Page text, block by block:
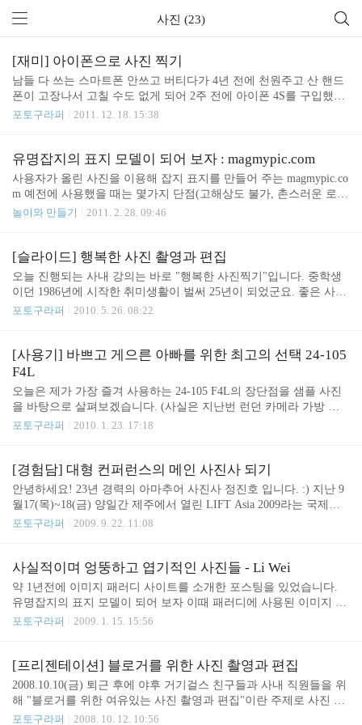
사진 (23)
[재미] 아이폰으로 사진 찍기
남들 다 쓰는 스마트폰 안쓰고 버티다가 4년 전에 천원주고 산 핸드
폰이 고장나서 고칠 수도 없게 되어 2주 전에 아이폰 4S를 구입했습
니다. 개인적으로 아이폰으로 바꾸고 가장 즐거운 것은 바로 사진 찍
https://path.com/ 그동안 찍은 사진 몇장 감상하세요. 우리팀 워크샵
속초가서 먹은 회 대명 리조트 설악 로비 마눌님이 아끼는 양키 캔들
1 마눌님이 아끼는 양키 캔들 2 사무실의 크리스마스 만국기 햇빛 들
어오는 우리집 거실 토이저러스 LEGO코너 컵 케잌 대포항은 공사
중 효도하는 울 아들 컴즈 나눔 바자회 준비 밥먹고 합시다! 리코더
포토구라퍼 2011. 12. 18. 15:38
유명잡지의 표지 모델이 되어 보자 : magmypic.com
사용자가 올린 사진을 이용해 잡지 표지를 만들어 주는 magmypic.co
m 예전에 사용했을 때는 몇가지 단점(고해상도 불가, 촌스러운 로고
표시)이 있었는데 오늘 다시 들어가보니 단점이 모두 해결되었군요.
로 다운로드 가능) 대충 후다닥 만든 잡지 몇개 구경하세요. 시간 날
때 직접 만들어 보세요~ ^^
놀이와 만들기 2011. 2. 28. 09:46
[슬라이드] 행복한 사진 촬영과 편집
오늘 진행되는 사내 강의는 바로 "행복한 사진찍기"입니다. 중학생
이던 1986년에 시작한 취미생활이 벌써 25년이 되었군요. 좋은 사진
을 위해서는 빛, 장비, 피사체가 필요합니다. 대부분의 직장인들이
LR이 지금과 같은 모습이 된 것은 하나의 렌즈를 이용해 미리 보기
와 촬영을 동시에 하기 위해서 였습니다. 카메라는 빛을 받아들이는
부분과 기록하는 부분으로 나누어져 있습니다. 따라서 빛을 받는 렌
즈와 빛을 전기적 신호로 기록하는 이미지 센서가 모두 크면 좋은 사
진이 나오죠. 그러나 좋은 렌즈와 넓은 이미지 센서는 어마어마 하게
비싸답니다. 그래서 창가, 외장 스트로보, 반사..
포토구라퍼 2010. 5. 26. 08:22
[사용기] 바쁘고 게으른 아빠를 위한 최고의 선택 24-105
F4L
오늘은 제가 가장 즐겨 사용하는 24-105 F4L의 장단점을 샘플 사진
을 바탕으로 살펴보겠습니다. (사실은 지난번 런던 카메라 가방 도
난 사건 이후 렌즈가 이것 하나 밖에 없습니다. ㅠㅠ; ) 한동안 렌즈
진방습 설계 - 손떨방(IS) 설계 - 13군, 18매 설계 - 8개의 조리개 날
개 캐논 EF 24-105mm f/4L IS USM은 광각에서 준망원까지 커버하
는 줌렌즈로 2005년에 출시되었습니다. [외관] 가족과 함께 있는 시
간을 중요하게 생각하는 저의 사진 철학은 아래와 같습니다. [철학]
- 나는 직장인이며 한 가족의 가장이다 - 나의 사진은 예..
포토구라퍼 2010. 1. 23. 17:18
[경험담] 대형 컨퍼런스의 메인 사진사 되기
안녕하세요! 23년 경력의 아마추어 사진사 정진호 입니다. :) 지난 9
월17(목)~18(금) 양일간 제주에서 열린 LIFT Asia 2009라는 국제적
행사의 메인 사진기사로 자원 봉사를 하고 왔습니다. 학부모/직장인
[참고] - 저는 평범한 직장인이며 직업 사진사는 아닙니다 - 다만 사
진을 찍는 것을 즐깁니다. - 본 행사는 자원봉사 사진사로 초청받았
습니다. - 사진의 목적은 행사스케치/기록/공유 이었습니다. ----------
분야에서 아이디어와 영감을 줄 수 있는 분들의 이야기를 ..
포토구라퍼 2009. 9. 22. 11:08
사실적이며 엉뚱하고 엽기적인 사진들 - Li Wei
약 1년전에 이미지 패러디 사이트를 소개한 포스팅을 있었습니다.
유명잡지의 표지 모델이 되어 보자 이때 패러디에 사용된 이미지 중
에 유독 저의 관심을 끈 한장이 사진이 있었죠. 바로 아래의 이미지
Wei 라는 분입니다. 이분의 작품을 살펴 보면 하나같이 사실적이며
위트가 있고 엉뚱하며 엽기적입니다. 사진 몇장 감상하시죠. 포토샵
을 이용한 합성이 아니라 와이어와 거울을 이용해 촬영을 한다고 합
포토구라퍼 2009. 1. 15. 15:56
[프리젠테이션] 블로거를 위한 사진 촬영과 편집
2008.10.10(금) 퇴근 후에 야후 거기걸스 친구들과 사내 직원들을 위
해 "블로거를 위한 여유있는 사진 촬영과 편집"이란 주제로 사진 이
야기를 했습니다. 내용은 참 간단해요! ^^ 행복하게 되려면... - 사랑
포토구라퍼 2008. 10. 12. 10:56